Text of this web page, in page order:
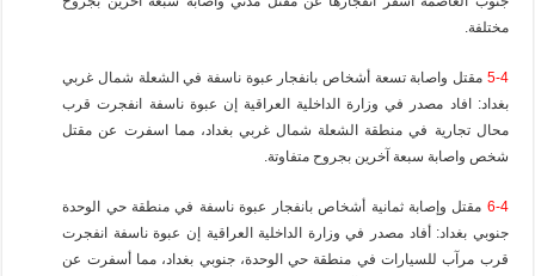
مختلفة.
5-4 مقتل واصابة تسعة أشخاص بانفجار عبوة ناسفة في الشعلة شمال غربي
بغداد: افاد مصدر في وزارة الداخلية العراقية إن عبوة ناسفة انفجرت قرب
محال تجارية في منطقة الشعلة شمال غربي بغداد، مما اسفرت عن مقتل
شخص واصابة سبعة آخرين بجروح متفاوتة.
6-4 مقتل وإصابة ثمانية أشخاص بانفجار عبوة ناسفة في منطقة حي الوحدة
جنوبي بغداد: أفاد مصدر في وزارة الداخلية العراقية إن عبوة ناسفة انفجرت
قرب مرآب للسيارات في منطقة حي الوحدة، جنوبي بغداد، مما أسفرت عن